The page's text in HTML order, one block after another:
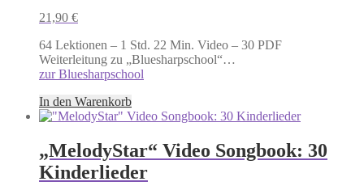
21,90 €
64 Lektionen – 1 Std. 22 Min. Video – 30 PDF
Weiterleitung zu „Bluesharpschool“…
zur Bluesharpschool
In den Warenkorb
„MelodyStar“ Video Songbook: 30
Kinderlieder